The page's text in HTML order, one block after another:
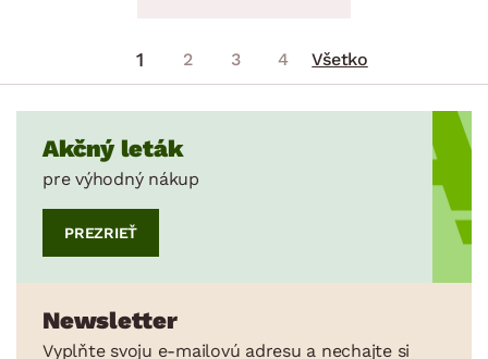
1 2 3 4 Všetko
Akčný leták
pre výhodný nákup
PREZRIEŤ
Newsletter
Vyplňte svoju e-mailovú adresu a nechajte si